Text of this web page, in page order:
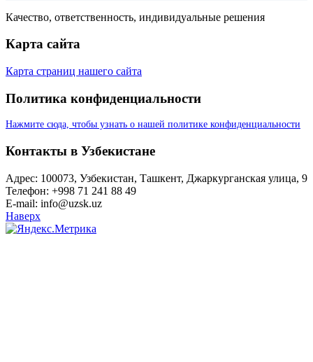
Качество, ответственность, индивидуальные решения
Карта сайта
Карта страниц нашего сайта
Политика конфиденциальности
Нажмите сюда, чтобы узнать о нашей политике конфиденциальности
Контакты в Узбекистане
Адрес: 100073, Узбекистан, Ташкент, Джаркурганская улица, 9
Телефон: +998 71 241 88 49
E-mail: info@uzsk.uz
Наверх